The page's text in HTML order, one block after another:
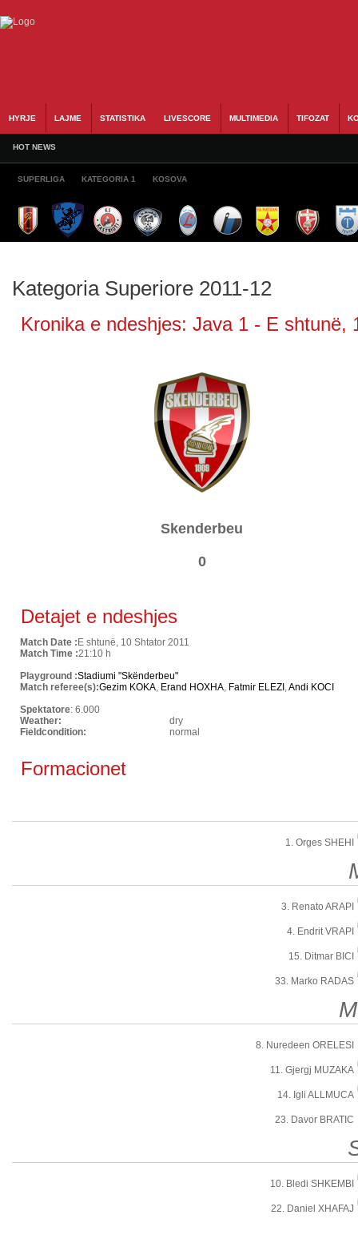
HYRJE LAJME STATISTIKA LIVESCORE MULTIMEDIA TIFOZAT
HOT NEWS
SUPERLIGA KATEGORIA 1 KOSOVA
Kategoria Superiore 2011-12
Kronika e ndeshjes: Java 1 - E shtunë,
Skenderbeu
0
Detajet e ndeshjes
Match Date : E shtunë, 10 Shtator 2011
Match Time :21:10 h
Playground :Stadiumi "Skënderbeu"
Match referee(s):Gezim KOKA, Erand HOXHA, Fatmir ELEZI ,Andi KOCI
Spektatore: 6.000
Weather:
dry
Fieldcondition:
normal
Formacionet
1. Orges SHEHI
3. Renato ARAPI
4. Endrit VRAPI
15. Ditmar BICI
33. Marko RADAS
8. Nuredeen ORELESI
11. Gjergj MUZAKA
14. Igli ALLMUCA
23. Davor BRATIC
10. Bledi SHKEMBI
22. Daniel XHAFAJ